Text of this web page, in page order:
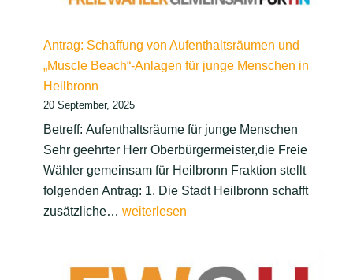
Antrag: Schaffung von Aufenthaltsräumen und
„Muscle Beach“-Anlagen für junge Menschen in
Heilbronn
20 September, 2025
Betreff: Aufenthaltsräume für junge Menschen
Sehr geehrter Herr Oberbürgermeister,die Freie
Wähler gemeinsam für Heilbronn Fraktion stellt
folgenden Antrag: 1. Die Stadt Heilbronn schafft
zusätzliche… Antrag: Schaffung
und
weiterlesen